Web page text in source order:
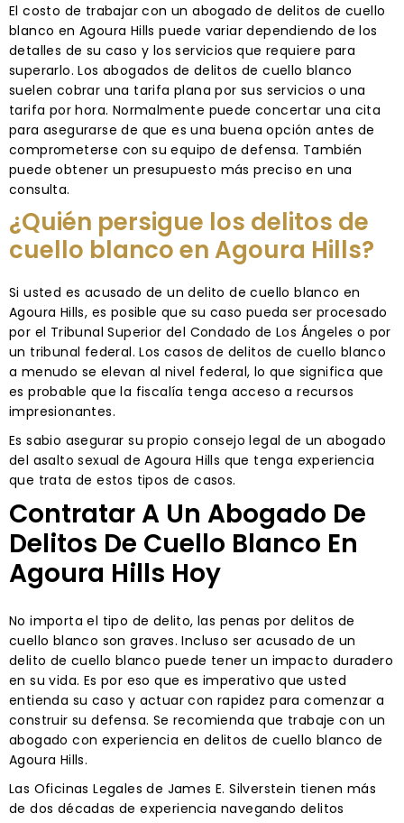
El costo de trabajar con un abogado de delitos de cuello
blanco en Agoura Hills puede variar dependiendo de los
detalles de su caso y los servicios que requiere para
superarlo. Los abogados de delitos de cuello blanco
suelen cobrar una tarifa plana por sus servicios o una
tarifa por hora. Normalmente puede concertar una cita
para asegurarse de que es una buena opción antes de
comprometerse con su equipo de defensa. También
puede obtener un presupuesto más preciso en una
consulta.
¿Quién persigue los delitos de
cuello blanco en Agoura Hills?
Si usted es acusado de un delito de cuello blanco en
Agoura Hills, es posible que su caso pueda ser procesado
por el Tribunal Superior del Condado de Los Ángeles o por
un tribunal federal. Los casos de delitos de cuello blanco
a menudo se elevan al nivel federal, lo que significa que
es probable que la fiscalía tenga acceso a recursos
impresionantes.
Es sabio asegurar su propio consejo legal de un abogado
del asalto sexual de Agoura Hills que tenga experiencia
que trata de estos tipos de casos.
Contratar A Un Abogado De
Delitos De Cuello Blanco En
Agoura Hills Hoy
No importa el tipo de delito, las penas por delitos de
cuello blanco son graves. Incluso ser acusado de un
delito de cuello blanco puede tener un impacto duradero
en su vida. Es por eso que es imperativo que usted
entienda su caso y actuar con rapidez para comenzar a
construir su defensa. Se recomienda que trabaje con un
abogado con experiencia en delitos de cuello blanco de
Agoura Hills.
Las Oficinas Legales de James E. Silverstein tienen más
de dos décadas de experiencia navegando delitos